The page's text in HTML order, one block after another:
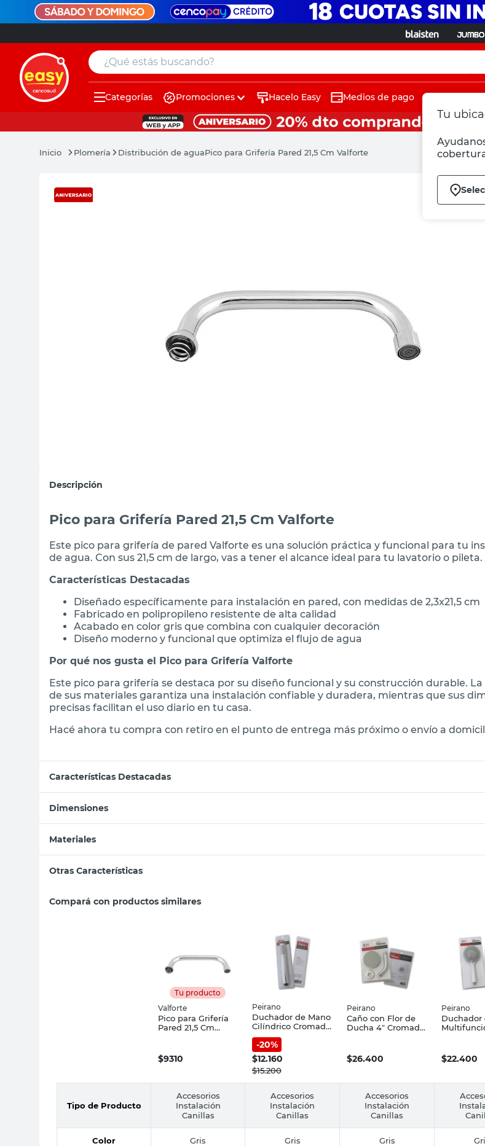
¿Qué estás buscando?
Tu
Categorías Promociones Hacelo Easy Medios de pago
Plomería Distribución de aguaPico para Grifería Pared 21,5 Cm Valforte
Descripción
Pico para Grifería Pared 21,5 Cm Valforte
Este pico para grifería de pared Valforte es una solución práctica y funcional para tu
de agua. Con sus 21,5 cm de largo, vas a tener el alcance ideal para tu lavatorio o pileta.
Características Destacadas
Diseñado específicamente para instalación en pared, con medidas de 2,3x21,5 cm
Fabricado en polipropileno resistente de alta calidad
Acabado en color gris que combina con cualquier decoración
Diseño moderno y funcional que optimiza el flujo de agua
Por qué nos gusta el Pico para Grifería Valforte
Este pico para grifería se destaca por su diseño funcional y su construcción durable. La
de sus materiales garantiza una instalación confiable y duradera, mientras que sus
precisas facilitan el uso diario en tu casa.
Hacé ahora tu compra con retiro en el punto de entrega más próximo o envío a
Características Destacadas
Dimensiones
Materiales
Otras Características
Compará con productos similares
Tu producto
Valforte
Pico para Grifería
Pared 21,5 Cm
$9310
Peirano
Duchador de Mano
Cilíndrico Cromado
Peirano
-20%
$12.160
$15.200
Peirano
Caño con Flor de
Ducha 4" Cromado
$26.400
Peirano
Duchador
$22.400
Tipo de Producto
Accesorios
Instalación
Canillas
Accesorios
Instalación
Canillas
Accesorios
Instalación
Canillas
Color Gris Gris Gris
muebles